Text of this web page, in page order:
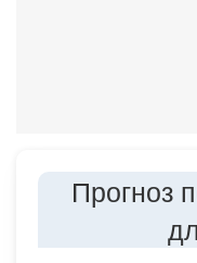
Прогноз